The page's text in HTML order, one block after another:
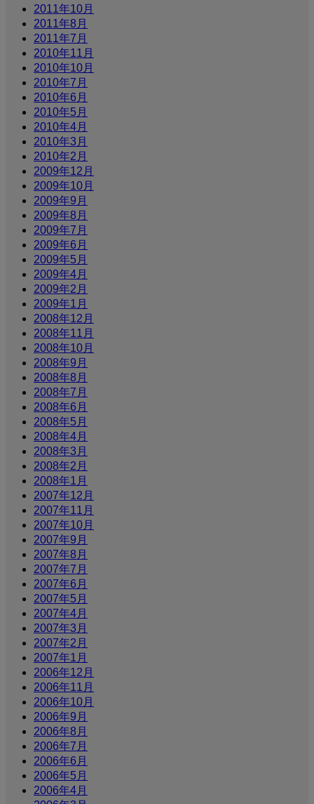
2011年10月
2011年8月
2011年7月
2010年11月
2010年10月
2010年7月
2010年6月
2010年5月
2010年4月
2010年3月
2010年2月
2009年12月
2009年10月
2009年9月
2009年8月
2009年7月
2009年6月
2009年5月
2009年4月
2009年2月
2009年1月
2008年12月
2008年11月
2008年10月
2008年9月
2008年8月
2008年7月
2008年6月
2008年5月
2008年4月
2008年3月
2008年2月
2008年1月
2007年12月
2007年11月
2007年10月
2007年9月
2007年8月
2007年7月
2007年6月
2007年5月
2007年4月
2007年3月
2007年2月
2007年1月
2006年12月
2006年11月
2006年10月
2006年9月
2006年8月
2006年7月
2006年6月
2006年5月
2006年4月